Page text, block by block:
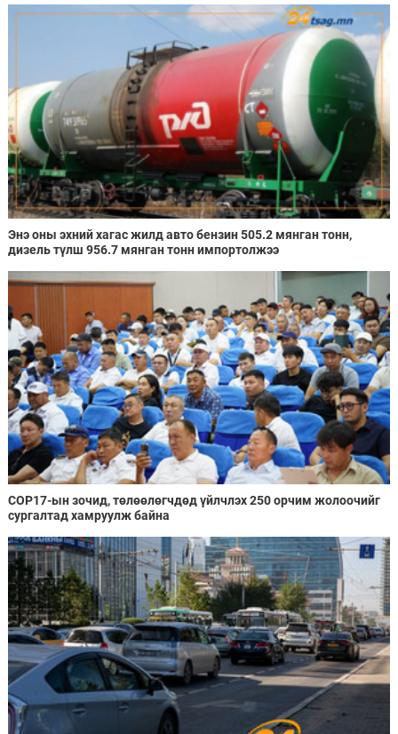
Энэ оны эхний хагас жилд авто бензин 505.2 мянган тонн,
дизель түлш 956.7 мянган тонн импортолжээ
COP17-ын зочид, төлөөлөгчдөд үйлчлэх 250 орчим жолоочийг
сургалтад хамруулж байна